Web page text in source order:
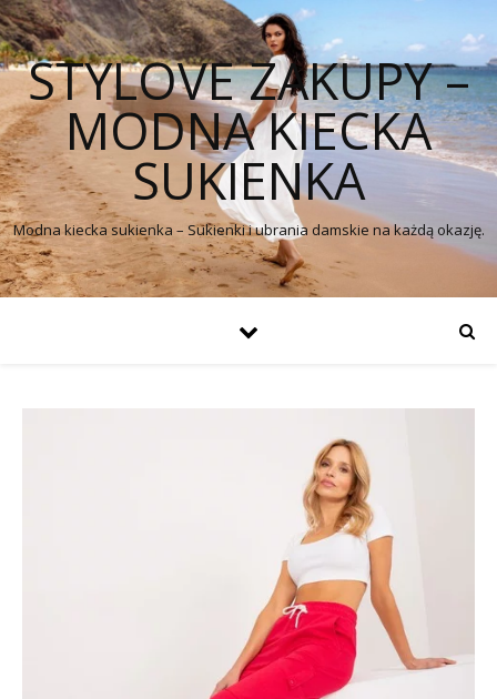
STYLOVE ZAKUPY –
MODNA KIECKA
SUKIENKA
Modna kiecka sukienka – Sukienki i ubrania damskie na każdą okazję.